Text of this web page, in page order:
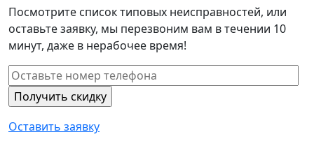
Посмотрите список типовых неисправностей, или
оставьте заявку, мы перезвоним вам в течении 10
минут, даже в нерабочее время!
Оставить заявку